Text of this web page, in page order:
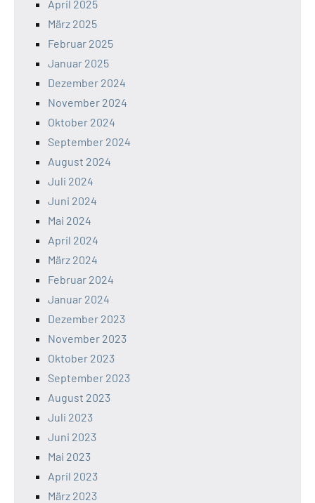
April 2025
März 2025
Februar 2025
Januar 2025
Dezember 2024
November 2024
Oktober 2024
September 2024
August 2024
Juli 2024
Juni 2024
Mai 2024
April 2024
März 2024
Februar 2024
Januar 2024
Dezember 2023
November 2023
Oktober 2023
September 2023
August 2023
Juli 2023
Juni 2023
Mai 2023
April 2023
März 2023